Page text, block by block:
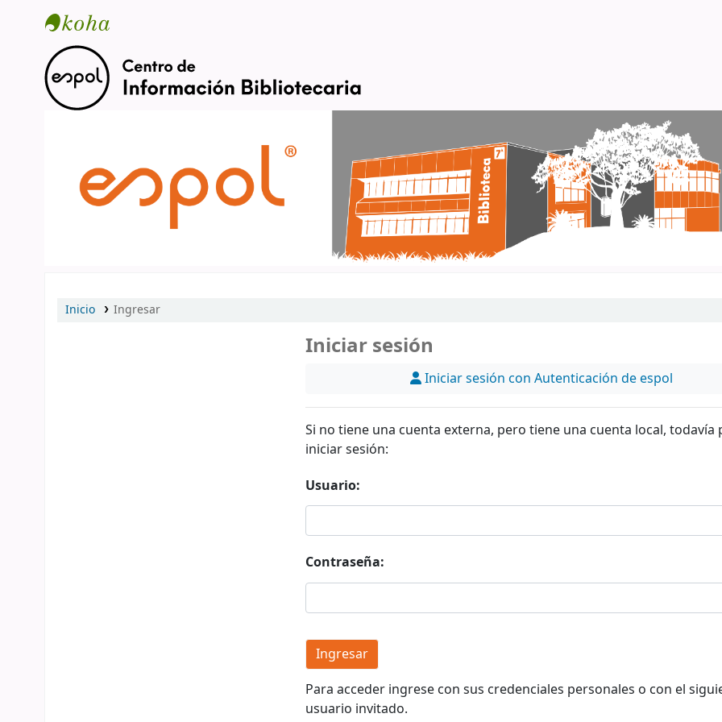
Catálogo en línea
Inicio Ingresar
Iniciar sesión
Iniciar sesión con Autenticación de espol
Si no tiene una cuenta externa, pero tiene una cuenta local, todavía
iniciar sesión:
Usuario:
Contraseña:
Para acceder ingrese con sus credenciales personales o con el
usuario invitado.